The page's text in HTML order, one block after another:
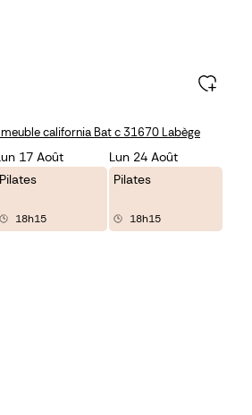
california Bat c 31670 Labège
17 Août
Pilates
18h15
Lun 24 Août
Pilates
18h15